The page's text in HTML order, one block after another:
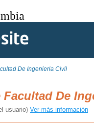
De Ingenieria Civil
Facultad De
usuario) Ver más información